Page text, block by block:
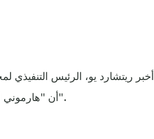
أخبر ريتشارد يو، الرئيس
أن "هارموني أو أس" هو "أول نظام تشغيل يستخدم لجميع السيناريوهات".